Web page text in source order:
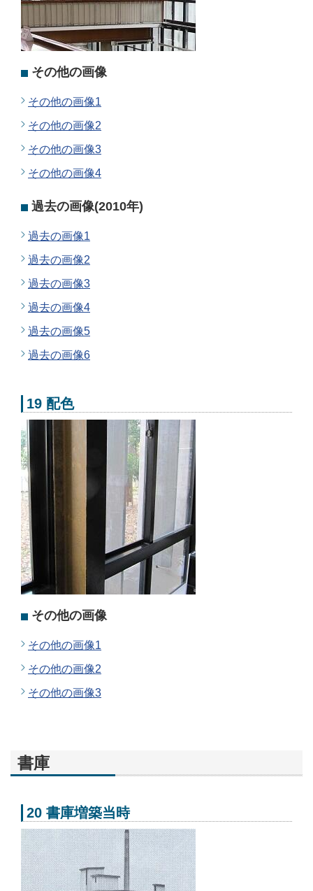
その他の画像
その他の画像1
その他の画像2
その他の画像3
その他の画像4
過去の画像(2010年)
過去の画像1
過去の画像2
過去の画像3
過去の画像4
過去の画像5
過去の画像6
19 配色
その他の画像
その他の画像1
その他の画像2
その他の画像3
書庫
20 書庫増築当時